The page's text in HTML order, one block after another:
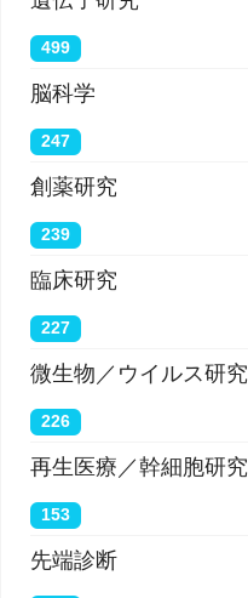
499
脳科学
247
創薬研究
239
臨床研究
227
微生物／ウイルス研究
226
再生医療／幹細胞研究
153
先端診断